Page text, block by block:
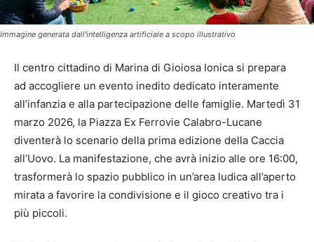
Immagine generata dall'intelligenza artificiale a scopo illustrativo
Il centro cittadino di Marina di Gioiosa Ionica si prepara
ad accogliere un evento inedito dedicato interamente
all’infanzia e alla partecipazione delle famiglie. Martedì 31
marzo 2026, la Piazza Ex Ferrovie Calabro-Lucane
diventerà lo scenario della prima edizione della Caccia
all’Uovo. La manifestazione, che avrà inizio alle ore 16:00,
trasformerà lo spazio pubblico in un’area ludica all’aperto
mirata a favorire la condivisione e il gioco creativo tra i
più piccoli.